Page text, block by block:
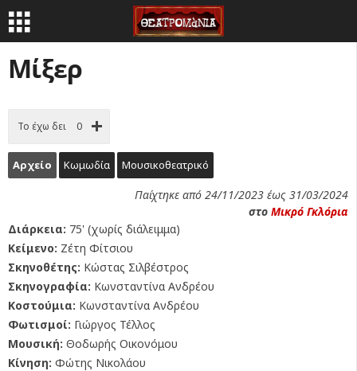
Μίξερ
Το έχω δει 0
Αρχείο Κωμωδία Μουσικοθεατρικό
Παίχτηκε από 24/11/2023 έως 31/03/2024
στο Μικρό Γκλόρια
Διάρκεια: 75' (χωρίς διάλειμμα)
Κείμενο: Ζέτη Φίτσιου
Σκηνοθέτης: Κώστας Σιλβέστρος
Σκηνογραφία: Κωνσταντίνα Ανδρέου
Κοστούμια: Κωνσταντίνα Ανδρέου
Φωτισμοί: Γιώργος Τέλλος
Μουσική: Θοδωρής Οικονόμου
Κίνηση: Φώτης Νικολάου